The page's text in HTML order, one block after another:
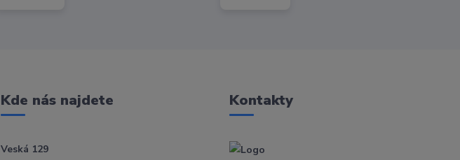
Kde nás najdete
Veská 129
Kontakty